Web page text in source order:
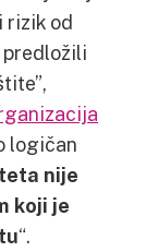
rizik od
predložili
logičan
nije
koji je
“.